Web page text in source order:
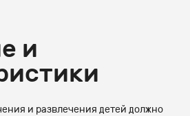
и
и развлечения детей должно